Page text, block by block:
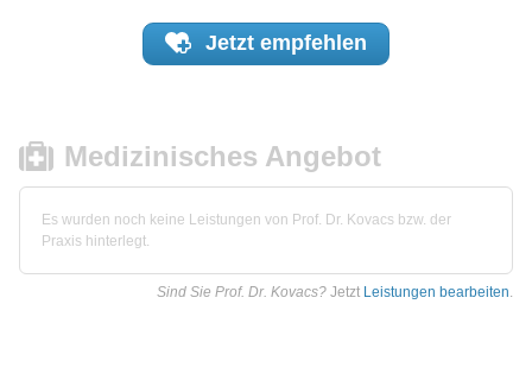
Jetzt empfehlen
Medizinisches Angebot
Es wurden noch keine Leistungen von Prof. Dr. Kovacs bzw. der
Praxis hinterlegt.
Sind Sie Prof. Dr. Kovacs? Jetzt Leistungen bearbeiten.